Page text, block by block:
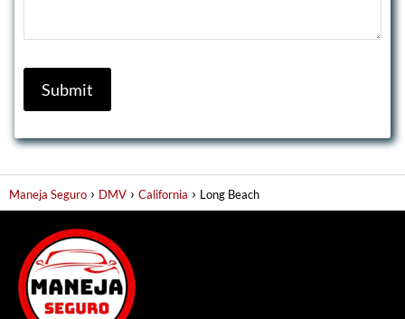
Maneja Seguro DMV California Long Beach